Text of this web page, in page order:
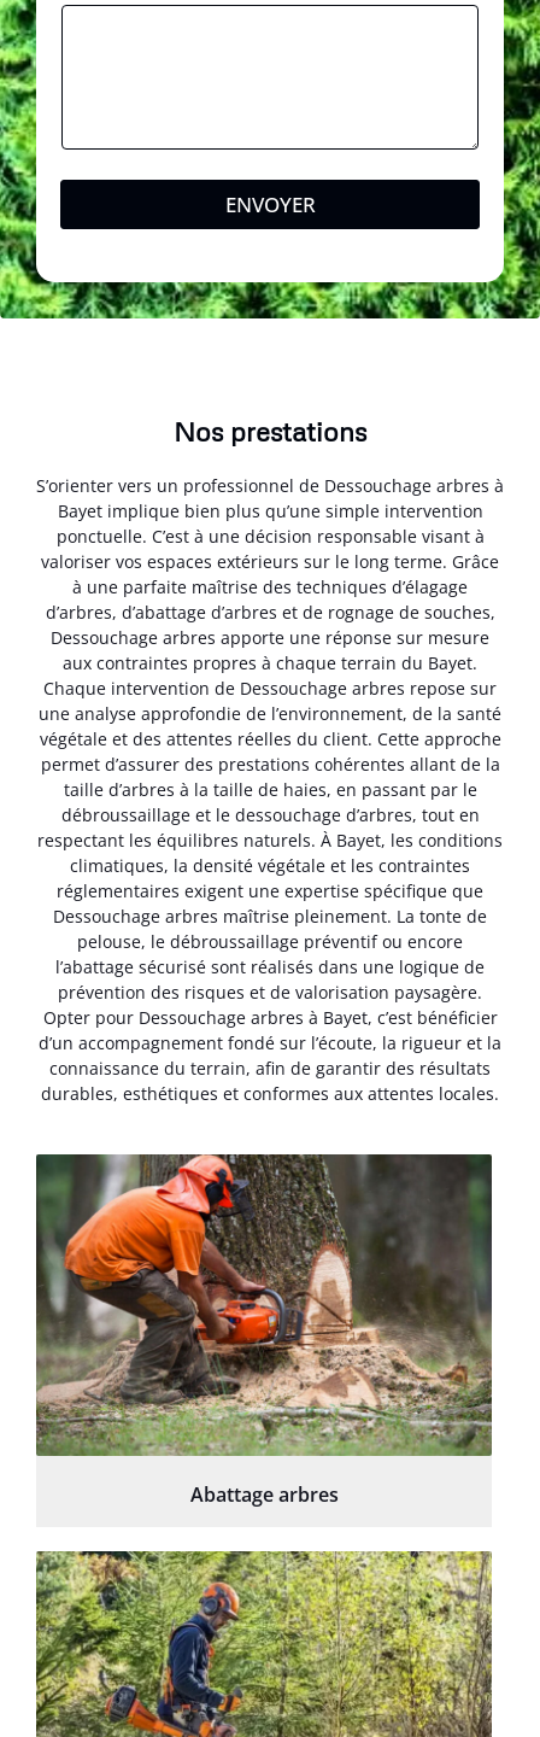
ENVOYER
Nos prestations
S’orienter vers un professionnel de Dessouchage arbres à
Bayet implique bien plus qu’une simple intervention
ponctuelle. C’est à une décision responsable visant à
valoriser vos espaces extérieurs sur le long terme. Grâce
à une parfaite maîtrise des techniques d’élagage
d’arbres, d’abattage d’arbres et de rognage de souches,
Dessouchage arbres apporte une réponse sur mesure
aux contraintes propres à chaque terrain du Bayet.
Chaque intervention de Dessouchage arbres repose sur
une analyse approfondie de l’environnement, de la santé
végétale et des attentes réelles du client. Cette approche
permet d’assurer des prestations cohérentes allant de la
taille d’arbres à la taille de haies, en passant par le
débroussaillage et le dessouchage d’arbres, tout en
respectant les équilibres naturels. À Bayet, les conditions
climatiques, la densité végétale et les contraintes
réglementaires exigent une expertise spécifique que
Dessouchage arbres maîtrise pleinement. La tonte de
pelouse, le débroussaillage préventif ou encore
l’abattage sécurisé sont réalisés dans une logique de
prévention des risques et de valorisation paysagère.
Opter pour Dessouchage arbres à Bayet, c’est bénéficier
d’un accompagnement fondé sur l’écoute, la rigueur et la
connaissance du terrain, afin de garantir des résultats
durables, esthétiques et conformes aux attentes locales.
Abattage arbres